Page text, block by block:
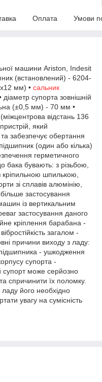
Оплата Умови
машини Ariston, Indesit
(встановлений) - 6204-
мм) • сальник
супорта зовнішній
(±0,5 мм) - 70 мм •
відстань 136
який
забезпечує обертання
(один або кілька)
герметичного
бака бувають: з різьбою,
шпилькою,
зі сплавів алюмінію,
застосування
із вертикальним
застосування даного
кріплення барабана -
загалом -
причини виходу з ладу:
- ушкодження
супорта -
може серйозно
спричинити їх поломку.
його необхідно
увагу на сумісність